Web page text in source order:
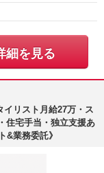
細を見る
リスト月給27万・ス
住宅手当・独立支援あ
&業務委託》